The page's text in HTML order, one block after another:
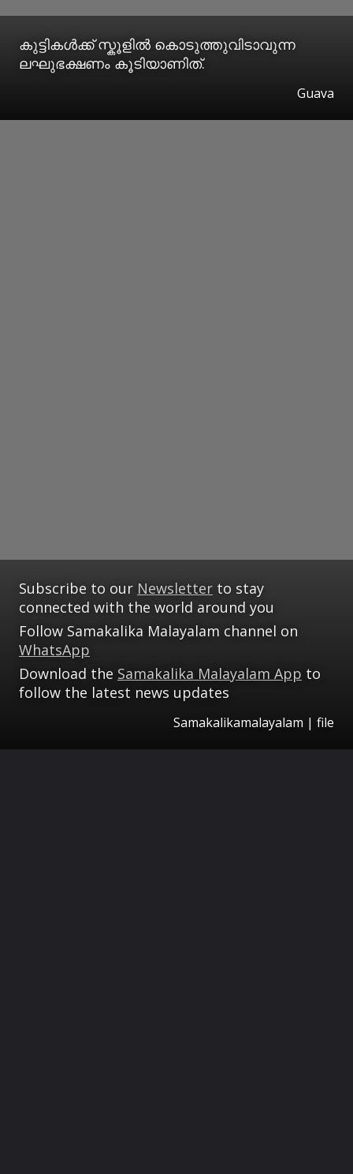
കുട്ടികള്‍ക്ക് സ്കൂളില്‍ കൊടുത്തുവിടാവുന്ന
ലഘുഭക്ഷണം കൂടിയാണിത്.
Guava
Subscribe to our Newsletter to stay
connected with the world around you
Follow Samakalika Malayalam channel on
WhatsApp
Download the Samakalika Malayalam App to
follow the latest news updates
Samakalikamalayalam | file